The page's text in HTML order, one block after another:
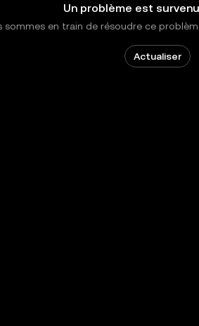
Un problème est
sommes en train de résoudre ce
Actualiser